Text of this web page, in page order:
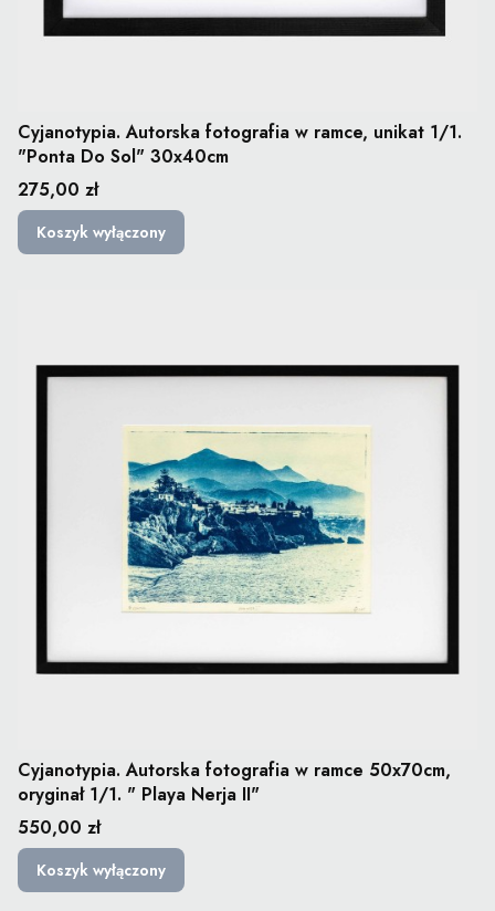
Cyjanotypia. Autorska fotografia w ramce, unikat 1/1.
"Ponta Do Sol" 30x40cm
Cena
275,00 zł
Koszyk wyłączony
Cyjanotypia. Autorska fotografia w ramce 50x70cm,
oryginał 1/1. " Playa Nerja II"
Cena
550,00 zł
Koszyk wyłączony